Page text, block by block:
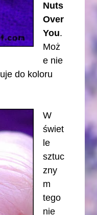
Nuts
Over
You.
Moż
e nie
do koloru
W
świet
le
sztuc
zny
m
tego
nie